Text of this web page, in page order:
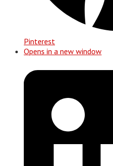
Pinterest
Opens in a new window